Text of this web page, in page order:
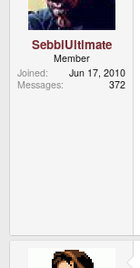
SebbiUltimate
Member
Joined
Jun 17, 2010
Messages
372